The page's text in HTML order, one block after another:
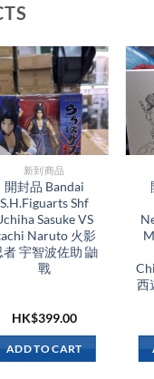
新到商品​
開封品 Bandai
S.H.Figuarts Shf
Sasuke VS
Naruto 火影
者 宇智波佐助 鼬
戰
HK$399.00
ADD TO CART
西